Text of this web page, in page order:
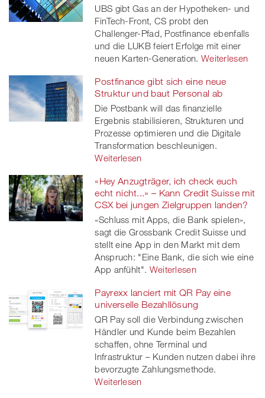
UBS gibt Gas an der Hypotheken- und
FinTech-Front, CS probt den
Challenger-Pfad, Postfinance ebenfalls
und die LUKB feiert Erfolge mit einer
neuen Karten-Generation. Weiterlesen
Postfinance gibt sich eine neue
Struktur und baut Personal ab
Die Postbank will das finanzielle
Ergebnis stabilisieren, Strukturen und
Prozesse optimieren und die Digitale
Transformation beschleunigen.
Weiterlesen
«Hey Anzugträger, ich check euch
echt nicht...» – Kann Credit Suisse mit
CSX bei jungen Zielgruppen landen?
«Schluss mit Apps, die Bank spielen»,
sagt die Grossbank Credit Suisse und
stellt eine App in den Markt mit dem
Anspruch: "Eine Bank, die sich wie eine
App anfühlt". Weiterlesen
Payrexx lanciert mit QR Pay eine
universelle Bezahllösung
QR Pay soll die Verbindung zwischen
Händler und Kunde beim Bezahlen
schaffen, ohne Terminal und
Infrastruktur – Kunden nutzen dabei ihre
bevorzugte Zahlungsmethode.
Weiterlesen